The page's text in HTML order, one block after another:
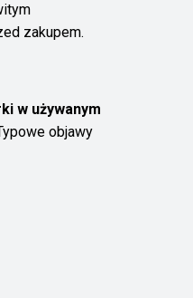
zakupem.
w używanym
objawy